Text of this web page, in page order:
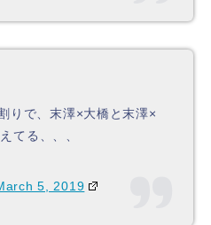
りで、末澤×大橋と末澤×
てる、、、
5, 2019